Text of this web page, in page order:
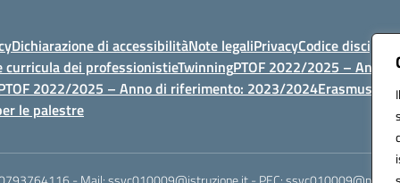
Dichiarazione di accessibilitàNote legaliPrivacyCodice
curricula dei professionistieTwinningPTOF 2022/2025 – Anno
2022/2025 – Anno di riferimento: 2023/2024Erasmus
le palestre